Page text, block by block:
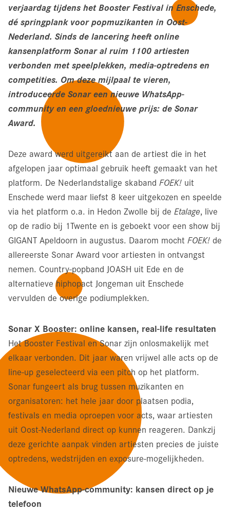
verjaardag tijdens het Booster Festival in Enschede,
dé springplank voor popmuzikanten in Oost-
Nederland. Sinds de lancering heeft online
kansenplatform Sonar al ruim 1100 artiesten
verbonden met speelplekken, media-optredens en
competities. Om deze mijlpaal te vieren,
introduceerde Sonar een nieuwe WhatsApp-
community en een gloednieuwe prijs: de Sonar
Award.
Deze award werd uitgereikt aan de artiest die in het
afgelopen jaar optimaal gebruik heeft gemaakt van het
platform. De Nederlandstalige skaband FOEK! uit
Enschede werd maar liefst 8 keer uitgekozen en speelde
via het platform o.a. in Hedon Zwolle bij de Etalage, live
op de radio bij 1Twente en is geboekt voor een show bij
GIGANT Apeldoorn in augustus. Daarom mocht FOEK! de
allereerste Sonar Award voor artiesten in ontvangst
nemen. Country-popband JOASH uit Ede en de
alternatieve hiphopact Jongeman uit Enschede
vervulden de overige podiumplekken.
Sonar X Booster: online kansen, real-life resultaten
Het Booster Festival en Sonar zijn onlosmakelijk met
elkaar verbonden. Dit jaar waren vrijwel alle acts op de
line-up geselecteerd via een pitch op het platform.
Sonar fungeert als brug tussen muzikanten en
organisatoren: het hele jaar door plaatsen podia,
festivals en media oproepen voor acts, waar artiesten
uit Oost-Nederland direct op kunnen reageren. Dankzij
deze gerichte aanpak vinden artiesten precies de juiste
optredens, wedstrijden en exposure-mogelijkheden.
Nieuwe WhatsApp-community: kansen direct op je
telefoon